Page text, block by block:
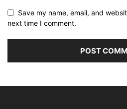
Save my name, email, and
next time I comment.